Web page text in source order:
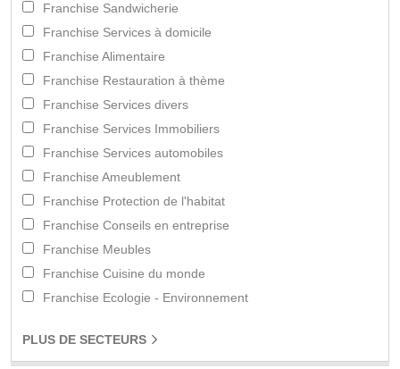
Franchise Sandwicherie
Franchise Services à domicile
Franchise Alimentaire
Franchise Restauration à thème
Franchise Services divers
Franchise Services Immobiliers
Franchise Services automobiles
Franchise Ameublement
Franchise Protection de l'habitat
Franchise Conseils en entreprise
Franchise Meubles
Franchise Cuisine du monde
Franchise Ecologie - Environnement
PLUS DE SECTEURS